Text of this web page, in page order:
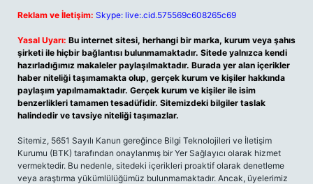
Reklam ve İletişim: Skype: live:.cid.575569c608265c69
Yasal Uyarı: Bu internet sitesi, herhangi bir marka, kurum veya şahıs
şirketi ile hiçbir bağlantısı bulunmamaktadır. Sitede yalnızca kendi
hazırladığımız makaleler paylaşılmaktadır. Burada yer alan içerikler
haber niteliği taşımamakta olup, gerçek kurum ve kişiler hakkında
paylaşım yapılmamaktadır. Gerçek kurum ve kişiler ile isim
benzerlikleri tamamen tesadüfidir. Sitemizdeki bilgiler taslak
halindedir ve tavsiye niteliği taşımazlar.
Sitemiz, 5651 Sayılı Kanun gereğince Bilgi Teknolojileri ve İletişim
Kurumu (BTK) tarafından onaylanmış bir Yer Sağlayıcı olarak hizmet
vermektedir. Bu nedenle, sitedeki içerikleri proaktif olarak denetleme
veya araştırma yükümlülüğümüz bulunmamaktadır. Ancak, üyelerimiz